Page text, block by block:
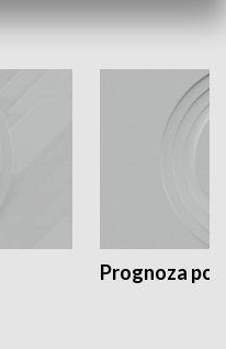
Prognoza